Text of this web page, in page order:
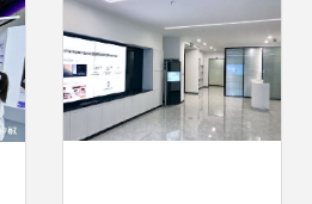
篇章